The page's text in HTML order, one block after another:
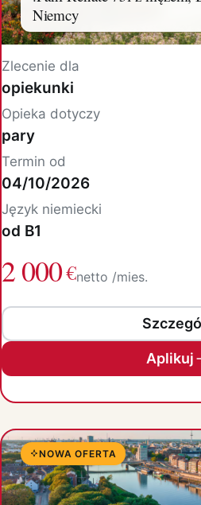
Niemcy
Zlecenie dla
opiekunki
Opieka dotyczy
pary
Termin od
04/10/2026
Język niemiecki
od B1
2 000€netto /mies.
Aplikuj
NOWA OFERTA